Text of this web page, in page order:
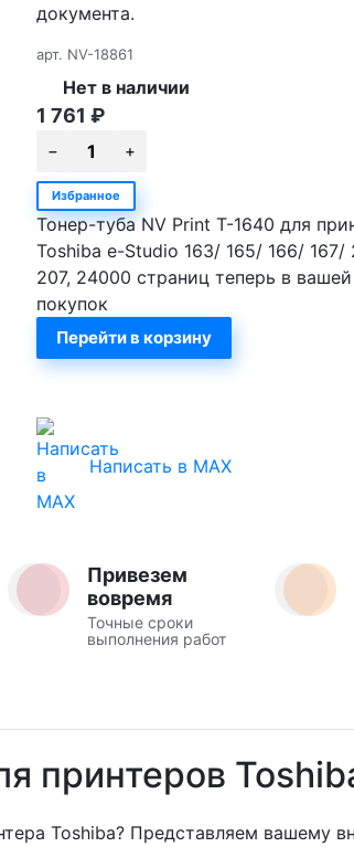
документа.
арт. NV-18861
Нет в наличии
1 761 ₽
Избранное
Тонер-туба NV Print T-1640 для
Toshiba e-Studio 163/ 165/ 166/
207, 24000 страниц теперь в
покупок
Перейти в корзину
Написать в MAX
Привезем
вовремя
Точные сроки
выполнения работ
принтеров
Toshiba? Представляем вашему